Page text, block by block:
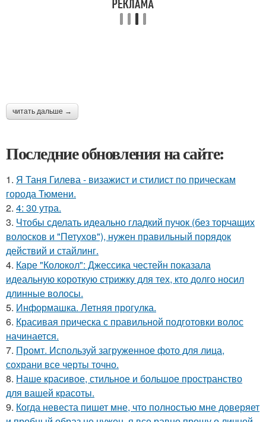
читать дальше →
Последние обновления на сайте:
1. Я Таня Гилева - визажист и стилист по прическам
города Тюмени.
2. 4: 30 утра.
3. Чтобы сделать идеально гладкий пучок (без торчащих
волосков и "Петухов"), нужен правильный порядок
действий и стайлинг.
4. Каре "Колокол": Джессика честейн показала
идеальную короткую стрижку для тех, кто долго носил
длинные волосы.
5. Информашка. Летняя прогулка.
6. Красивая прическа с правильной подготовки волос
начинается.
7. Промт. Используй загруженное фото для лица,
сохрани все черты точно.
8. Наше красивое, стильное и большое пространство
для вашей красоты.
9. Когда невеста пишет мне, что полностью мне доверяет